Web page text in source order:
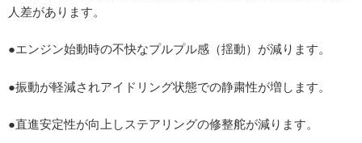
人差があります。
●エンジン始動時の不快なプルプル感（揺動）が減ります。
●振動が軽減されアイドリング状態での静粛性が増します。
●直進安定性が向上しステアリングの修整舵が減ります。